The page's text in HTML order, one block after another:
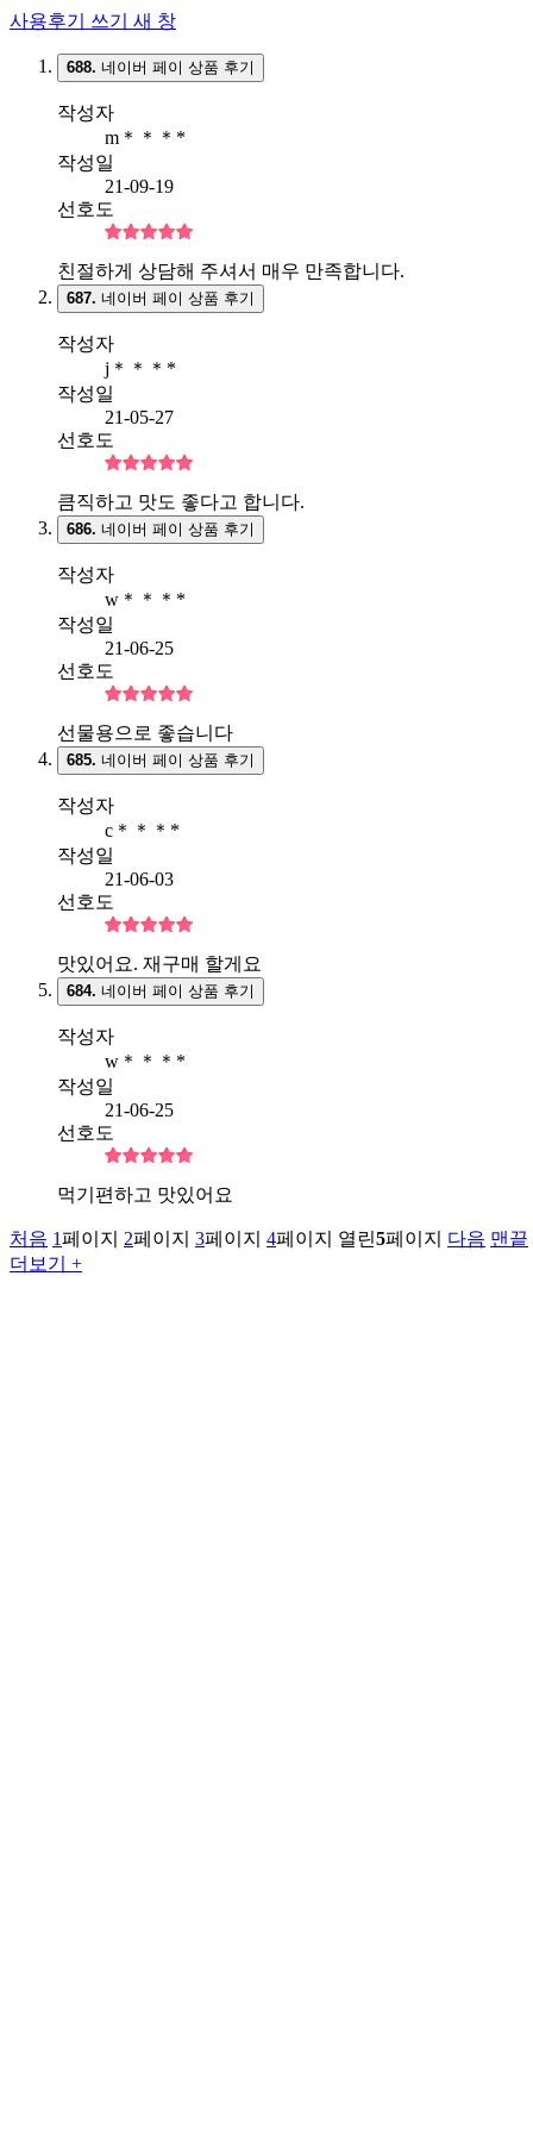
사용후기 쓰기 새 창
688. 네이버 페이 상품 후기
작성자
m＊＊＊*
작성일
21-09-19
선호도
친절하게 상담해 주셔서 매우 만족합니다.
687. 네이버 페이 상품 후기
작성자
j＊＊＊*
작성일
21-05-27
선호도
큼직하고 맛도 좋다고 합니다.
686. 네이버 페이 상품 후기
작성자
w＊＊＊*
작성일
21-06-25
선호도
선물용으로 좋습니다
685. 네이버 페이 상품 후기
작성자
c＊＊＊*
작성일
21-06-03
선호도
맛있어요. 재구매 할게요
684. 네이버 페이 상품 후기
작성자
w＊＊＊*
작성일
21-06-25
선호도
먹기편하고 맛있어요
처음 1페이지 2페이지 3페이지 4페이지 열린5페이지 다음 맨끝
더보기 +